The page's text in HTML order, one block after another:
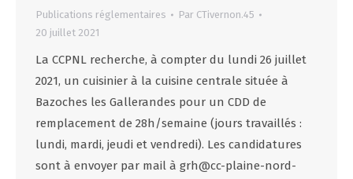
Publications réglementaires Par CTivernon.45
20 juillet 2021
La CCPNL recherche, à compter du lundi 26 juillet
2021, un cuisinier à la cuisine centrale située à
Bazoches les Gallerandes pour un CDD de
remplacement de 28h/semaine (jours travaillés :
lundi, mardi, jeudi et vendredi). Les candidatures
sont à envoyer par mail à grh@cc-plaine-nord-